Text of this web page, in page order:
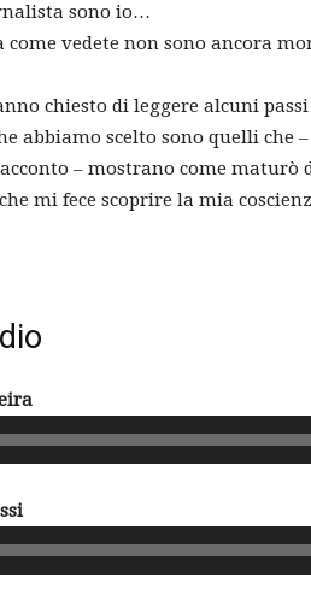
sono io…
come vedete non sono ancora
chiesto di leggere alcuni
abbiamo scelto sono quelli che
– mostrano come maturò
mi fece scoprire la mia